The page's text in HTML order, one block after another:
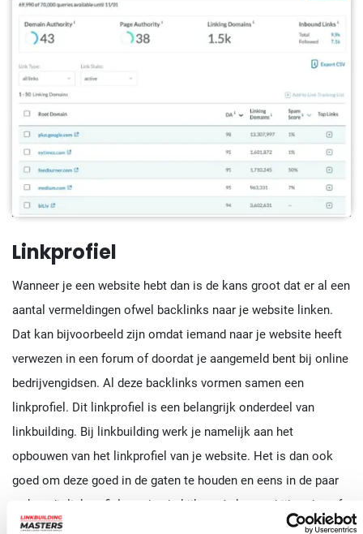
Linkprofiel
Wanneer je een website hebt dan is de kans groot dat er al een
aantal vermeldingen ofwel backlinks naar je website linken.
Dat kan bijvoorbeeld zijn omdat iemand naar je website heeft
verwezen in een forum of doordat je aangemeld bent bij online
bedrijvengidsen. Al deze backlinks vormen samen een
linkprofiel. Dit linkprofiel is een belangrijk onderdeel van
linkbuilding. Bij linkbuilding werk je namelijk aan het
opbouwen van het linkprofiel van je website. Het is dan ook
goed om deze goed in de gaten te houden en eens in de paar
weken dit linkprofiel goed te bekijken. Je kan zo bijhouden of
er nieuwe backlinks zijn bijgekomen, of er misschien